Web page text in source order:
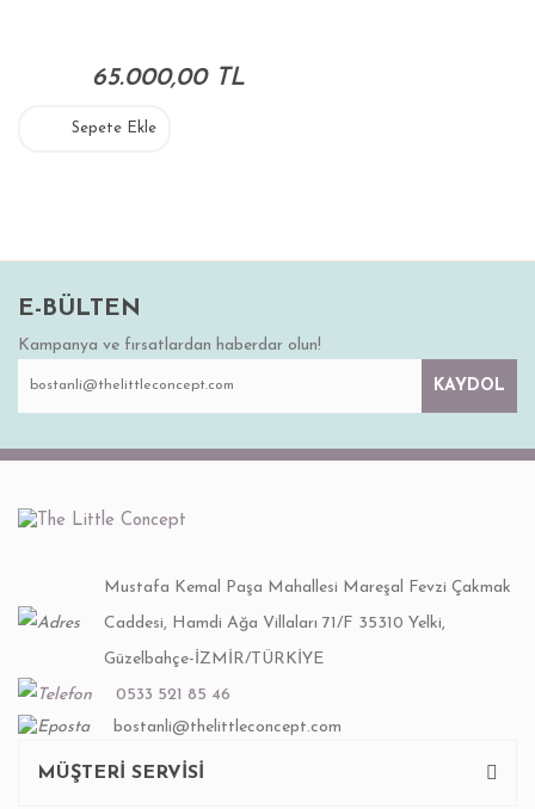
65.000,00 TL
Sepete Ekle
E-BÜLTEN
Kampanya ve fırsatlardan haberdar olun!
KAYDOL
Mustafa Kemal Paşa Mahallesi Mareşal Fevzi Çakmak
Caddesi, Hamdi Ağa Villaları 71/F 35310 Yelki,
Güzelbahçe-İZMİR/TÜRKİYE
0533 521 85 46
bostanli@thelittleconcept.com
MÜŞTERİ SERVİSİ